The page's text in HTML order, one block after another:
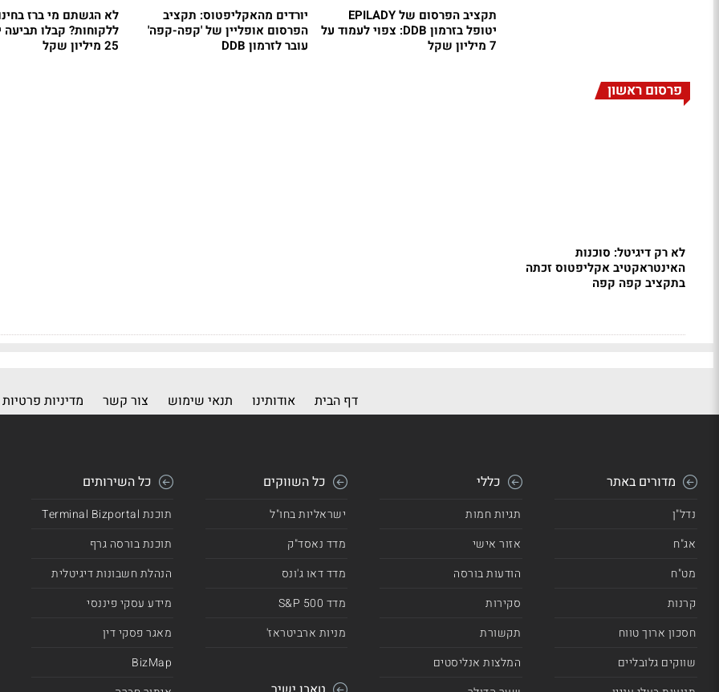
תקציב הפרסום של EPILADY
יטופל בזרמון DDB: צפוי לעמוד על
7 מיליון שקל
יורדים מהאקליפטוס: תקציב
הפרסום אופליין של 'קפה-קפה'
עובר לזרמון DDB
לא הגשתם מי ברז
ללקוחות? קבלו תביעה
25 מיליון שקל
פרסום ראשון
לא רק דיגיטל: סוכנות
האינטראקטיב אקליפטוס זכתה
בתקציב קפה קפה
דף הבית אודותינו תנאי שימוש צור קשר מדיניות פרטיות
מדורים באתר
נדל"ן
אג"ח
מט"ח
קרנות
חסכון ארוך טווח
שווקים גלובליים
כללי
תגיות חמות
אזור אישי
הודעות בורסה
סקירות
תקשורת
המלצות אנליסטים
כל השווקים
ישראליות בחו"ל
מדד נאסד"ק
מדד דאו ג'ונס
מדד 500 S&P
מניות ארביטראז'
כל השירותים
תוכנת Terminal Bizportal
תוכנת בורסה גרף
הנהלת חשבונות דיגיטלית
מידע עסקי פיננסי
מאגר פסקי דין
BizMap